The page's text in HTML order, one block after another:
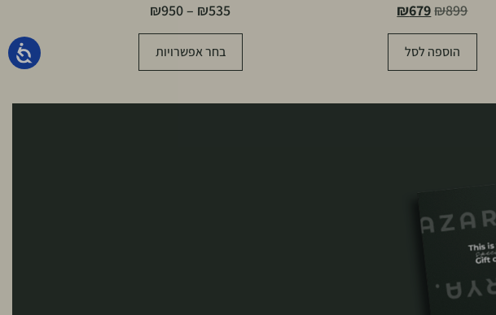
₪899
₪679
הוספה לסל
₪535
–
₪950
בחר אפשרויות